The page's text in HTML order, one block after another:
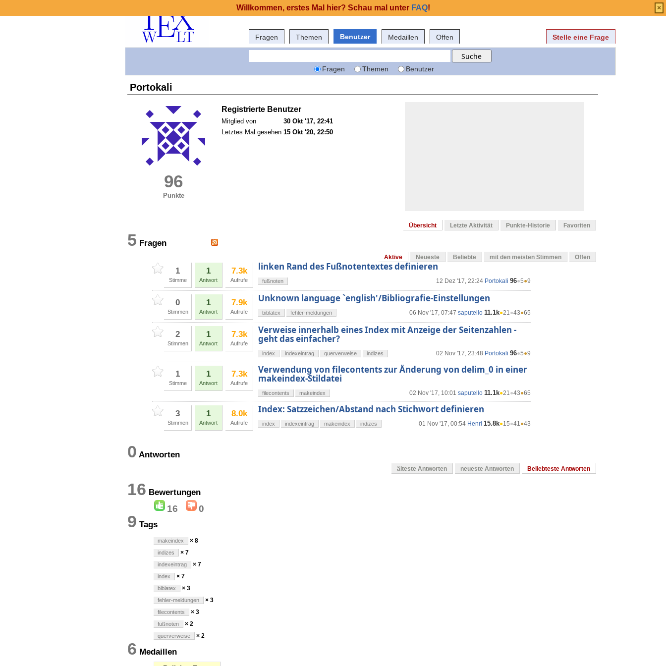
Fragen Themen Benutzer Medaillen Offen Stelle eine Frage
Fragen Themen Benutzer
Portokali
96
Punkte
Registrierte Benutzer
Mitglied von
30 Okt '17, 22:41
Letztes Mal gesehen 15 Okt '20, 22:50
Übersicht Letzte Aktivität Punkte-Historie Favoriten
5 Fragen
Aktive Neueste Beliebte mit den meisten Stimmen Offen
1
Stimme
1
Antwort
7.3k
Aufrufe
linken Rand des Fußnotentextes definieren
12 Dez '17, 22:24 Portokali 96●5●9
fußnoten
0
Stimmen
1
Antwort
7.9k
Aufrufe
Unknown language `english'/Bibliografie-Einstellungen
06 Nov '17, 07:47 saputello 11.1k●21●43●65
biblatex fehler-meldungen
2
Stimmen
1
Antwort
7.3k
Aufrufe
Verweise innerhalb eines Index mit Anzeige der Seitenzahlen -
geht das einfacher?
02 Nov '17, 23:48 Portokali 96●5●9
index indexeintrag querverweise indizes
1
Stimme
1
Antwort
7.3k
Aufrufe
Verwendung von filecontents zur Änderung von delim_0 in einer
makeindex-Stildatei
02 Nov '17, 10:01 saputello 11.1k●21●43●65
filecontents makeindex
3
Stimmen
1
Antwort
8.0k
Aufrufe
Index: Satzzeichen/Abstand nach Stichwort definieren
01 Nov '17, 00:54 Henri 15.8k●15●41●43
index indexeintrag makeindex indizes
0 Antworten
älteste Antworten neueste Antworten Beliebteste Antworten
16 Bewertungen
16 0
9 Tags
makeindex × 8
indizes × 7
indexeintrag × 7
index × 7
biblatex × 3
fehler-meldungen × 3
filecontents × 3
fußnoten × 2
querverweise × 2
6 Medaillen
Willkommen, erstes Mal hier? Schau mal unter FAQ! ×